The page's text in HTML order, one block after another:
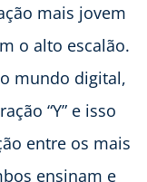
mais jovem
o alto escalão.
mundo digital,
“Y” e isso
entre os mais
ensinam e